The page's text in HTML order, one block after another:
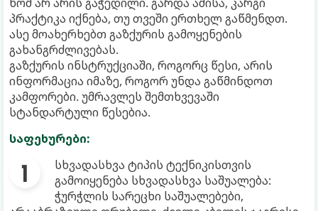
პრაქტიკა იქნება, თუ თვეში ერთხელ გაწმენდთ.
ასე მოახერხებთ გაზქურის გამოყენების
გახანგრძლივებას.
გაზქურის ინსტრუქციაში, როგორც წესი, არის
ინფორმაცია იმაზე, როგორ უნდა გაწმინდოთ
კამფორები. უმრავლეს შემთხვევაში
სტანდარტული წესებია.
საფეხურები:
სხვადასხვა ტიპის ტექნიკისთვის
გამოიყენება სხვადასხვა საშუალება:
ჭურჭლის სარეცხი საშუალებები,